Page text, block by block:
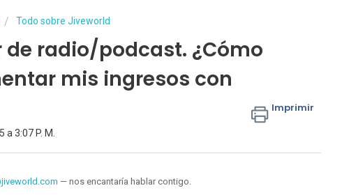
Todo sobre Jiveworld
de radio/podcast. ¿Cómo
mis ingresos con
Imprimir
3:07 P. M.
— nos encantaría hablar contigo.